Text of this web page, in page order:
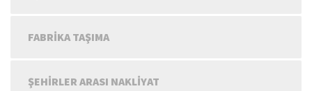
FABRIKA TAŞIMA
ŞEHIRLER ARASI NAKLIYAT